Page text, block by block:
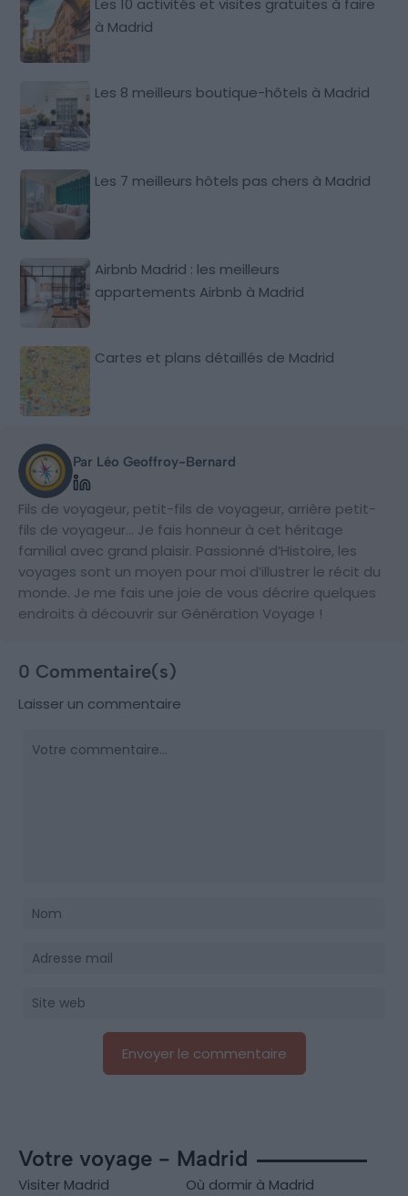
Les 10 activités et visites gratuites à faire
à Madrid
Les 8 meilleurs boutique-hôtels à Madrid
Les 7 meilleurs hôtels pas chers à Madrid
Airbnb Madrid : les meilleurs
appartements Airbnb à Madrid
Cartes et plans détaillés de Madrid
Par Léo Geoffroy-Bernard
Fils de voyageur, petit-fils de voyageur, arrière petit-
fils de voyageur… Je fais honneur à cet héritage
familial avec grand plaisir. Passionné d’Histoire, les
voyages sont un moyen pour moi d’illustrer le récit du
monde. Je me fais une joie de vous décrire quelques
endroits à découvrir sur Génération Voyage !
0 Commentaire(s)
Laisser un commentaire
Votre voyage - Madrid
Visiter Madrid
Où dormir à Madrid